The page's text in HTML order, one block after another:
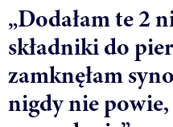
„Dodałam te 2
składniki do
zamknęłam
nigdy nie powie,